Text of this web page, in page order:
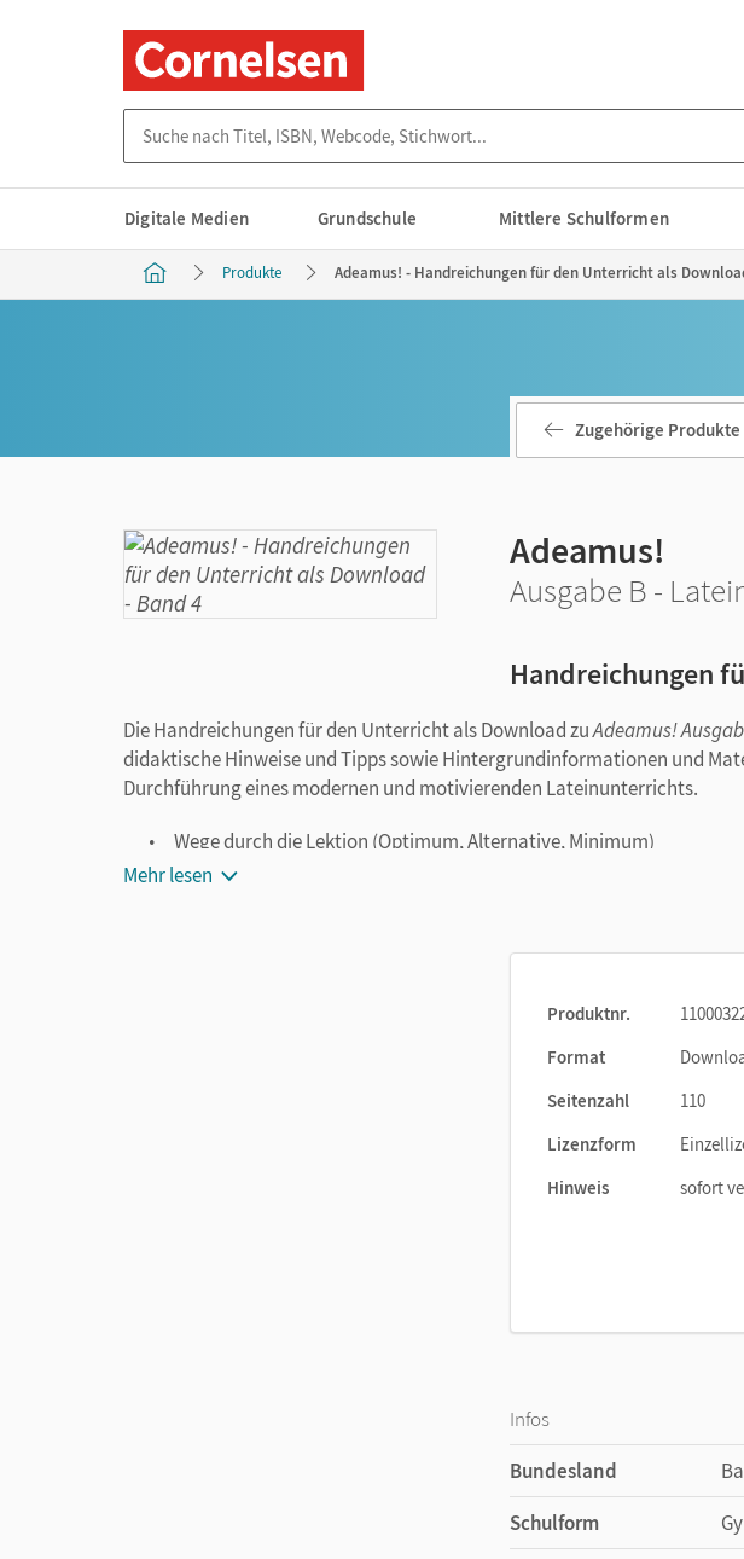
Digitale Medien Grundschule Mittlere Schulformen
Produkte Adeamus! - Handreichungen für den Unterricht als
Zugehörige
Adeamus!
Ausgabe B -
Handreichungen
Die Handreichungen für den Unterricht als Download zuAdeamus!
didaktische Hinweise und Tipps sowie Hintergrundinformationen und
Durchführung eines modernen und motivierenden Lateinunterrichts.
Wege durch die Lektion (Optimum, Alternative, Minimum)
Orientierung und Hintergrundinformationen
Angebote zum Festigen – Vertiefen – Wiederholen
Lesetexte und Übersetzungen in editierbarer Form
Mehr lesen
Produktnr.
Format
Seitenzahl
110
Lizenzform
Hinweis
sofort
Infos
Bundesland
Schulform